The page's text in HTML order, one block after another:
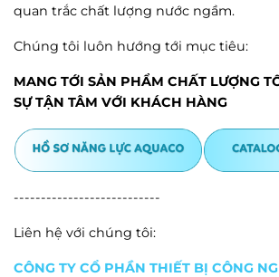
quan trắc chất lượng nước ngầm.
Chúng tôi luôn hướng tới mục tiêu:
MANG TỚI SẢN PHẨM CHẤT LƯỢNG
SỰ TẬN TÂM VỚI KHÁCH HÀNG
---------------------------
Liên hệ với chúng tôi:
CÔNG TY CỔ PHẦN THIẾT BỊ CÔNG